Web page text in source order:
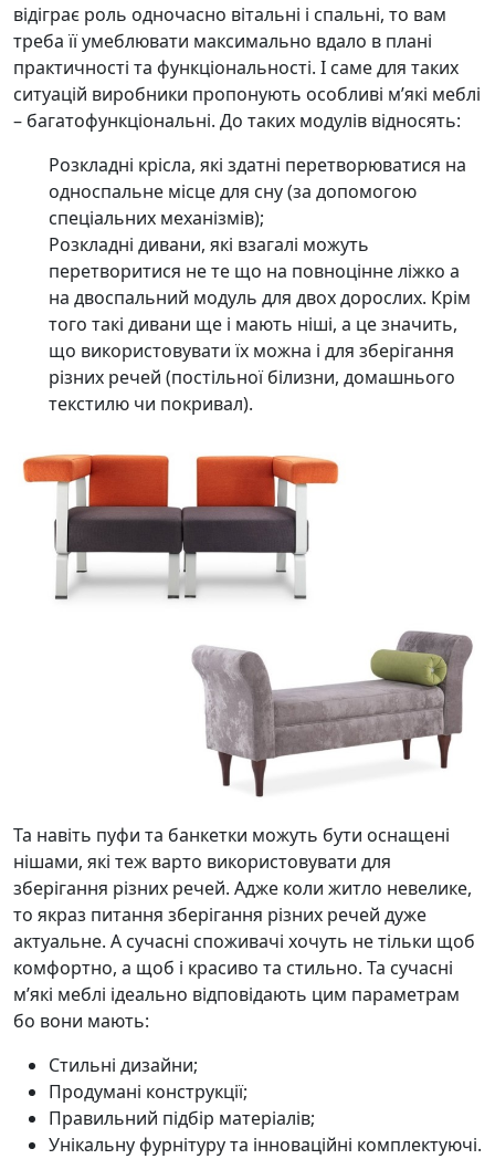
відіграє роль одночасно вітальні і спальні, то вам
треба її умеблювати максимально вдало в плані
практичності та функціональності. І саме для таких
ситуацій виробники пропонують особливі м’які меблі
– багатофункціональні. До таких модулів відносять:
Розкладні крісла, які здатні перетворюватися на
односпальне місце для сну (за допомогою
спеціальних механізмів);
Розкладні дивани, які взагалі можуть
перетворитися не те що на повноцінне ліжко а
на двоспальний модуль для двох дорослих. Крім
того такі дивани ще і мають ніші, а це значить,
що використовувати їх можна і для зберігання
різних речей (постільної білизни, домашнього
текстилю чи покривал).
Та навіть пуфи та банкетки можуть бути оснащені
нішами, які теж варто використовувати для
зберігання різних речей. Адже коли житло невелике,
то якраз питання зберігання різних речей дуже
актуальне. А сучасні споживачі хочуть не тільки щоб
комфортно, а щоб і красиво та стильно. Та сучасні
м’які меблі ідеально відповідають цим параметрам
бо вони мають:
Стильні дизайни;
Продумані конструкції;
Правильний підбір матеріалів;
Унікальну фурнітуру та інноваційні комплектуючі.